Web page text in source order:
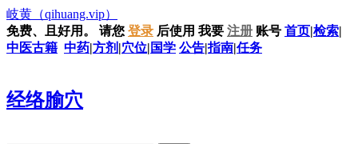
岐黄 （qihuang.vip）
免费、且好用。
请您 登录 后使用 我要 注册 账号 首页|检索|
中医古籍 中药|方剂 |穴位| 国学 公告|指南|任务
经络腧穴